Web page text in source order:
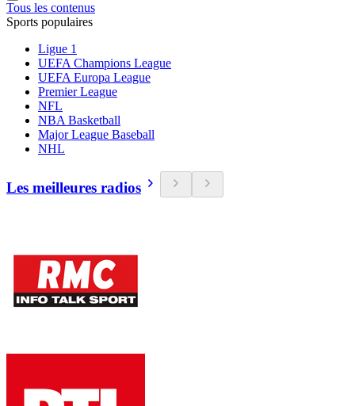
Tous les contenus
Sports populaires
Ligue 1
UEFA Champions League
UEFA Europa League
Premier League
NFL
NBA Basketball
Major League Baseball
NHL
Les meilleures radios